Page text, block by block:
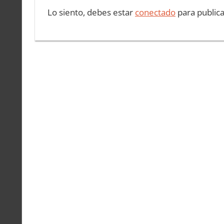
Lo siento, debes estar conectado para